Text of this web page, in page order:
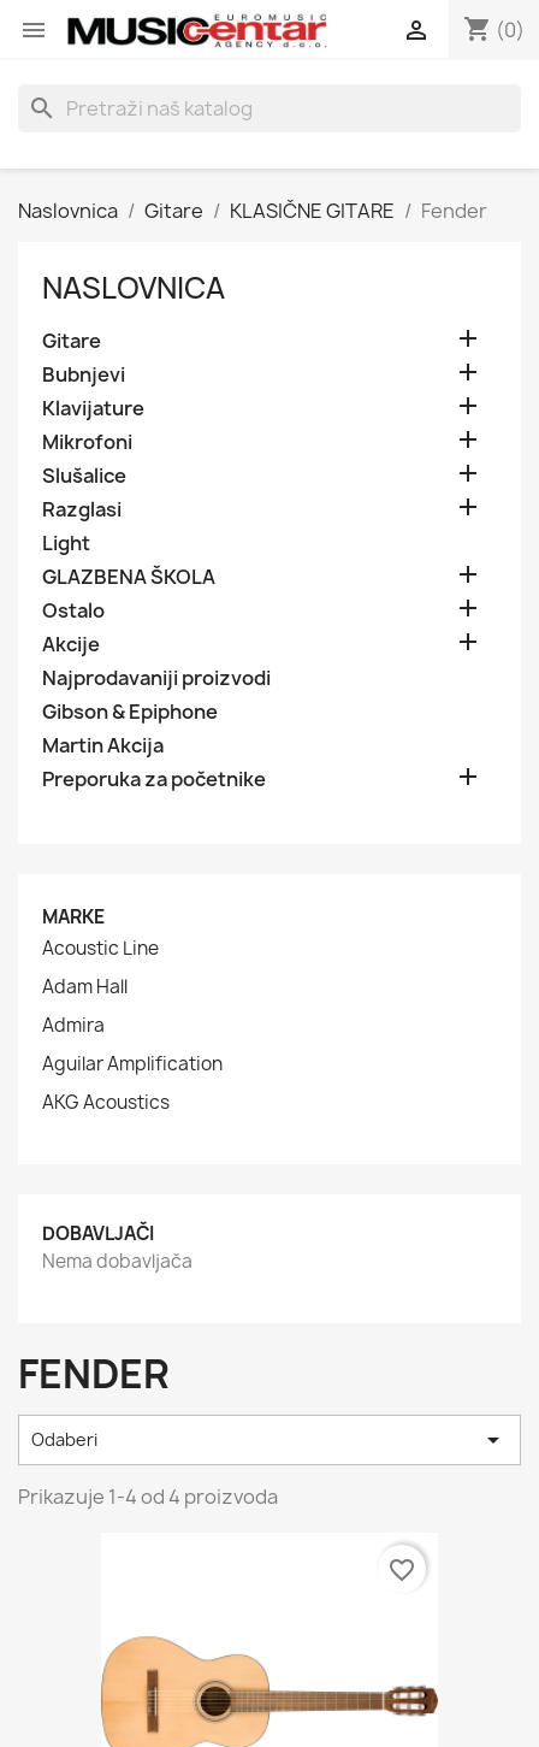
 shopping_cart (0)

search
Naslovnica Gitare KLASIČNE GITARE Fender
NASLOVNICA
Gitare 
Bubnjevi 
Klavijature 
Mikrofoni 
Slušalice 
Razglasi 
Light
GLAZBENA ŠKOLA

Ostalo 
Akcije 
Najprodavaniji proizvodi
Gibson & Epiphone
Martin Akcija
Preporuka za početnike

MARKE
Acoustic Line
Adam Hall
Admira
Aguilar Amplification
AKG Acoustics
DOBAVLJAČI
Nema dobavljača
FENDER
Odaberi 
Prikazuje 1-4 od 4 proizvoda
favorite_border